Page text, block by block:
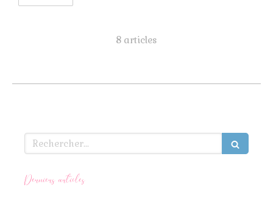
8 articles
Rechercher
Derniers articles